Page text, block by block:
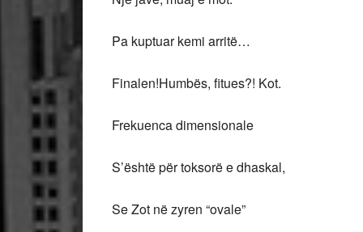
Pa kuptuar kemi arritë…
Finalen!Humbës, fitues?! Kot.
Frekuenca dimensionale
S’është për toksorë e dhaskal,
Se Zot në zyren “ovale”